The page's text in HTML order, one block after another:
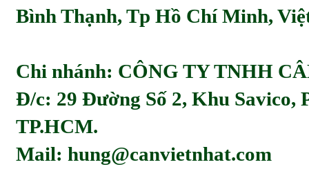
Bình Thạnh, Tp Hồ Chí Minh,
Chi nhánh: CÔNG TY TNHH
Đ/c: 29 Đường Số 2, Khu Savico,
TP.HCM.
Mail: hung@canvietnhat.com